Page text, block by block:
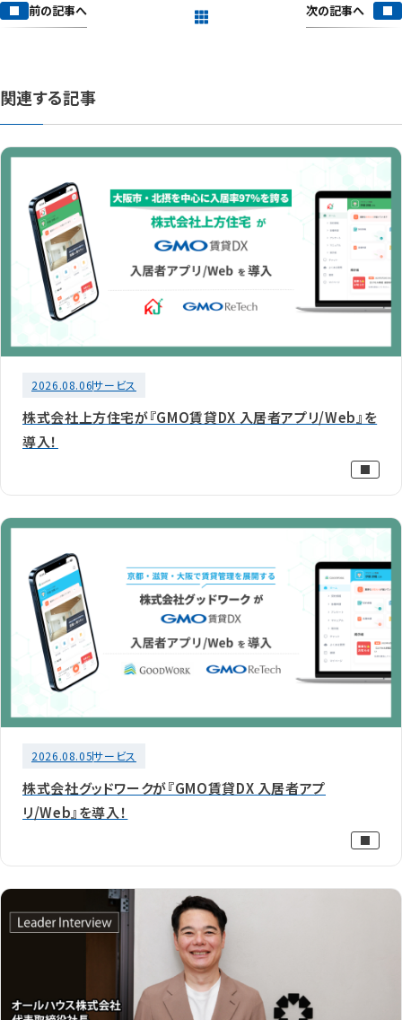
前の記事へ 次の記事へ
関連する記事
2026.08.06サービス
株式会社上方住宅が『GMO賃貸DX 入居者アプリ/Web』を
導入！
2026.08.05サービス
株式会社グッドワークが『GMO賃貸DX 入居者アプ
リ/Web』を導入！